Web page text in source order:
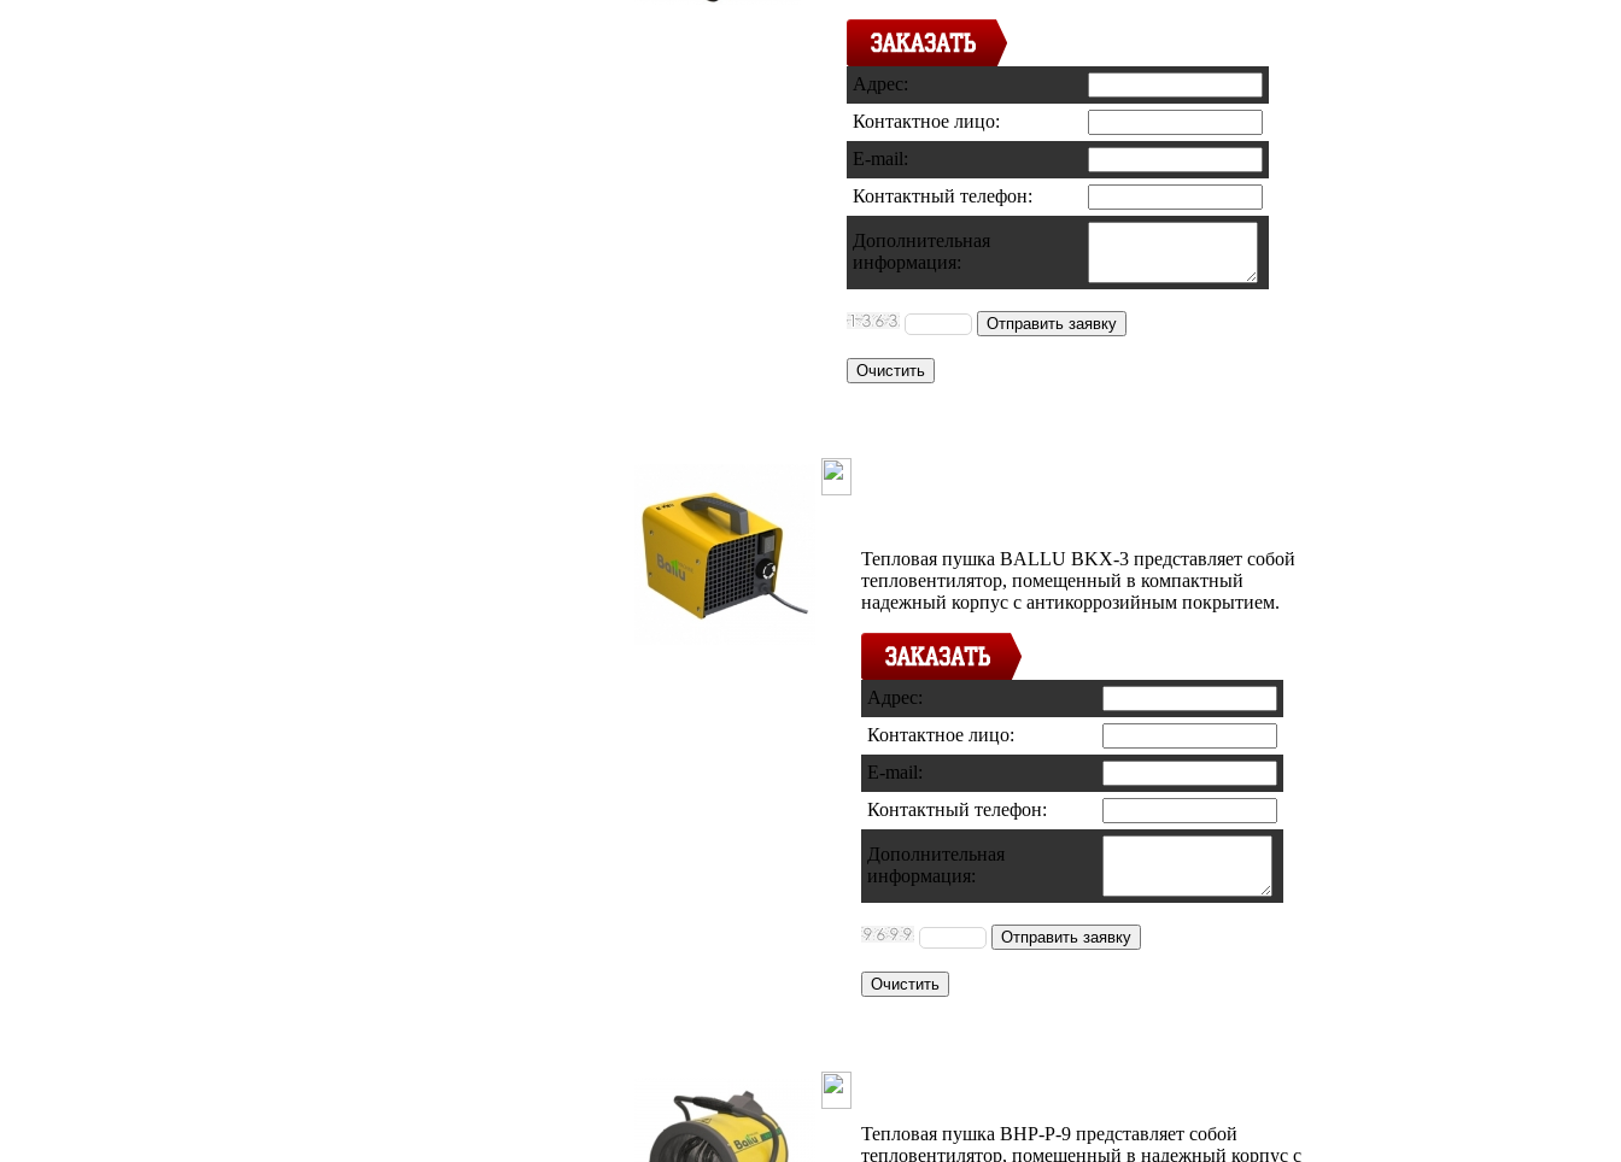
Адрес:
Контактное лицо:
E-mail:
Контактный телефон:
Дополнительная
информация:
Тепловая пушка BALLU BKX-3 представляет собой
тепловентилятор, помещенный в компактный
надежный корпус с антикоррозийным покрытием.
Адрес:
Контактное лицо:
E-mail:
Контактный телефон:
Дополнительная
информация:
Тепловая пушка BHP-Р-9 представляет собой
тепловентилятор, помещенный в надежный корпус с